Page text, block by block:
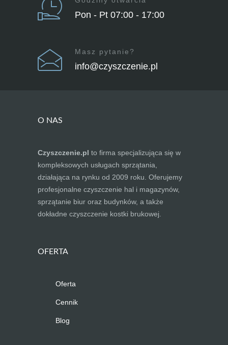
Pon - Pt 07:00 - 17:00
Masz pytanie?
info@czyszczenie.pl
O NAS
Czyszczenie.pl to firma specjalizująca się w
kompleksowych usługach sprzątania,
działająca na rynku od 2009 roku. Oferujemy
profesjonalne czyszczenie hal i magazynów,
sprzątanie biur oraz budynków, a także
dokładne czyszczenie kostki brukowej.
OFERTA
Oferta
Cennik
Blog